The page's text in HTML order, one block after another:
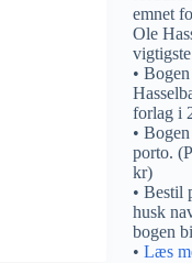
emnet
Ole
•
forlag i
•
porto.
kr)
• Bestil
husk
bogen
•Læs